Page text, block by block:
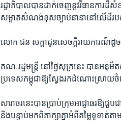
រដ្ឋាភិបាល​បាន​ដាក់​ចេញ​នូវ​វិធាន​ការ​ដ៏​
សម្អាត​សំណង់​ខុស​ច្បាប់​នានា​នៅ​លើ​ដី​រប
លោក ​ជន សក្តា​ជូន​សេចក្តី​រាយ​ការណ៍​ដូ
គណៈ​រដ្ឋ​មន្ត្រី​ នៅ​ថ្ងៃ​សុក្រ​នេះ ​បាន​អនុ
ប្រទេសកម្ពុជា​ឱ្យ​ស្វែងរក​ដំណោះ​ស្រា
សារាចរ​នេះ​បាន​ប្រាប់​ក្រុម​អាជ្ញាធរ​
និង​បន្ទាប់​មក​ពិភាក្សា​គ្នា​អំពី​តម្លៃ​ទូទ